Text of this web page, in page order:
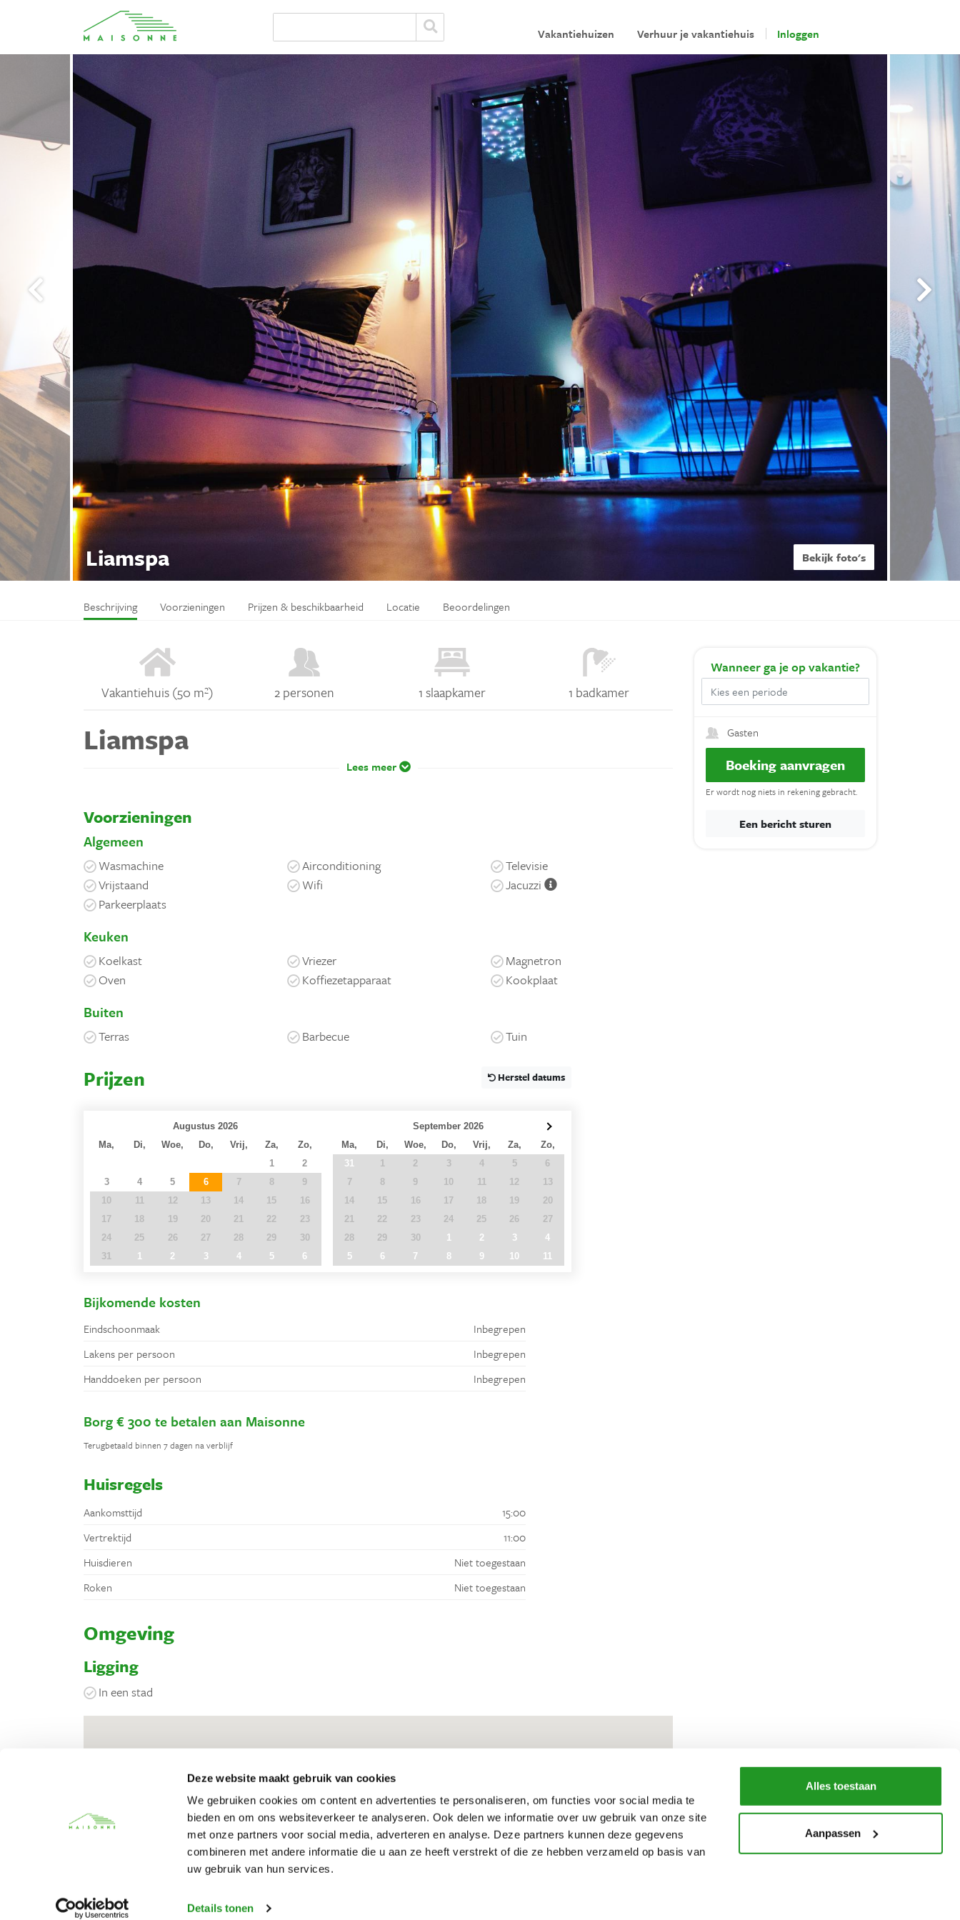
Deze website maakt gebruik van cookies
We gebruiken cookies om content en advertenties te personaliseren, om functies voor social media te
bieden en om ons websiteverkeer te analyseren. Ook delen we informatie over uw gebruik van onze site
met onze partners voor social media, adverteren en analyse. Deze partners kunnen deze gegevens
combineren met andere informatie die u aan ze heeft verstrekt of die ze hebben verzameld op basis van
uw gebruik van hun services.
Details tonen
Alles toestaan
Aanpassen
Vakantiehuizen Verhuur je vakantiehuis Inloggen
Liamspa Bekijk foto's
Beschrijving Voorzieningen Prijzen & beschikbaarheid Locatie Beoordelingen
Vakantiehuis (50 m²) 2 personen 1 slaapkamer 1 badkamer
Liamspa
Lees meer
Voorzieningen
Algemeen
Wasmachine Airconditioning
Televisie
Vrijstaand
Wifi
Jacuzzi
Parkeerplaats
Keuken
Koelkast Vriezer
Magnetron
Oven
Koffiezetapparaat Kookplaat
Buiten
Terras Barbecue Tuin
Prijzen Herstel datums
Augustus 2026
Ma,
Di, Woe, Do, Vrij, Za,
Zo,
1
2
3
4 5 6 7 8
9
10
11 12 13 14 15
16
17
18 19 20 21 22
23
24
25 26 27 28 29
30
31
1 2 3 4 5 6
September 2026
Ma,
Di, Woe, Do, Vrij, Za,
Zo,
31
1 2 3 4 5
6
7
8 9 10 11 12
13
14
15 16 17 18 19
20
21
22 23 24 25 26
27
28
29 30 1 2 3
4
5
6 7 8 9 10 11
Bijkomende kosten
Eindschoonmaak
Inbegrepen
Lakens per persoon
Inbegrepen
Handdoeken per persoon
Inbegrepen
Borg € 300 te betalen aan Maisonne
Terugbetaald binnen 7 dagen na verblijf
Huisregels
Aankomsttijd
15:00
Vertrektijd
11:00
Huisdieren
Niet toegestaan
Roken
Niet toegestaan
Omgeving
Ligging
In een stad
Wanneerga je op vakantie?
Gasten
Boeking aanvragen
Er wordt nog niets in rekening gebracht.
Een bericht sturen